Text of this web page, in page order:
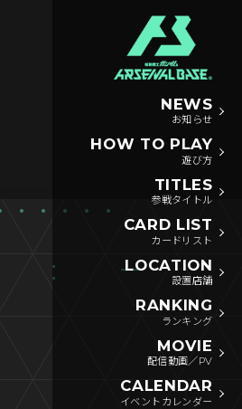
NEWS
お知らせ
HOW TO PLAY
遊び方
TITLES
参戦タイトル
CARD LIST
カードリスト
LOCATION
設置店舗
RANKING
ランキング
MOVIE
配信動画／PV
CALENDAR
イベントカレンダー